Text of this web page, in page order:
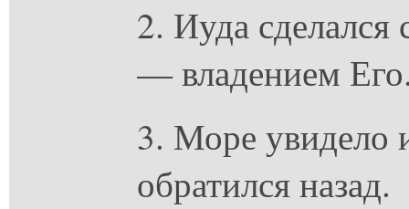
2. Иуда
— владением
3. Море увидело
обратился назад.